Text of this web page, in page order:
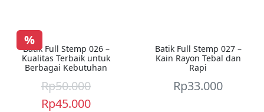
%
Batik Full Stemp 026 –
Kualitas Terbaik untuk
Berbagai Kebutuhan
Rp50.000
H
Rp45.000H
Batik Full Stemp 027 –
Kain Rayon Tebal dan
Rapi
Rp33.000